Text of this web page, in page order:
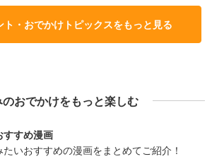
ト・おでかけトピックスをもっと見る
おでかけをもっと楽しむ
すすめ漫画
たいおすすめの漫画をまとめてご紹介！